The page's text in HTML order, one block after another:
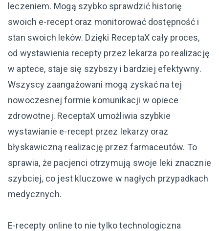
leczeniem. Mogą szybko sprawdzić historię
swoich e-recept oraz monitorować dostępność i
stan swoich leków. Dzięki ReceptaX cały proces,
od wystawienia recepty przez lekarza po realizację
w aptece, staje się szybszy i bardziej efektywny.
Wszyscy zaangażowani mogą zyskać na tej
nowoczesnej formie komunikacji w opiece
zdrowotnej. ReceptaX umożliwia szybkie
wystawianie e-recept przez lekarzy oraz
błyskawiczną realizację przez farmaceutów. To
sprawia, że pacjenci otrzymują swoje leki znacznie
szybciej, co jest kluczowe w nagłych przypadkach
medycznych.
E-recepty online to nie tylko technologiczna